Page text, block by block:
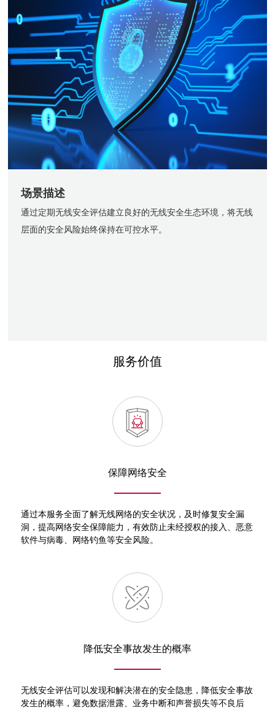
场景描述
通过定期无线安全评估建立良好的无线安全生态环境，将无线
层面的安全风险始终保持在可控水平。
服务价值
保障网络安全
通过本服务全面了解无线网络的安全状况，及时修复安全漏
洞，提高网络安全保障能力，有效防止未经授权的接入、恶意
软件与病毒、网络钓鱼等安全风险。
降低安全事故发生的概率
无线安全评估可以发现和解决潜在的安全隐患，降低安全事故
发生的概率，避免数据泄露、业务中断和声誉损失等不良后